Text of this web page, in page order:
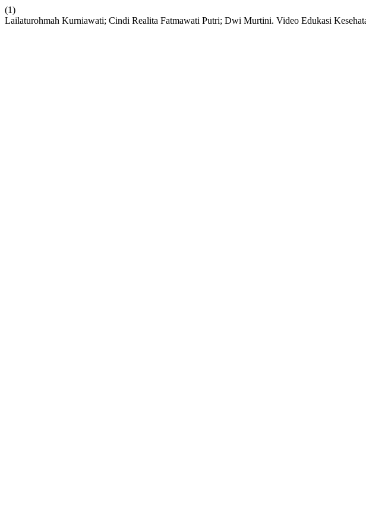
(1)
Lailaturohmah Kurniawati; Cindi Realita Fatmawati Putri; Dwi Murtini. Video Edukasi